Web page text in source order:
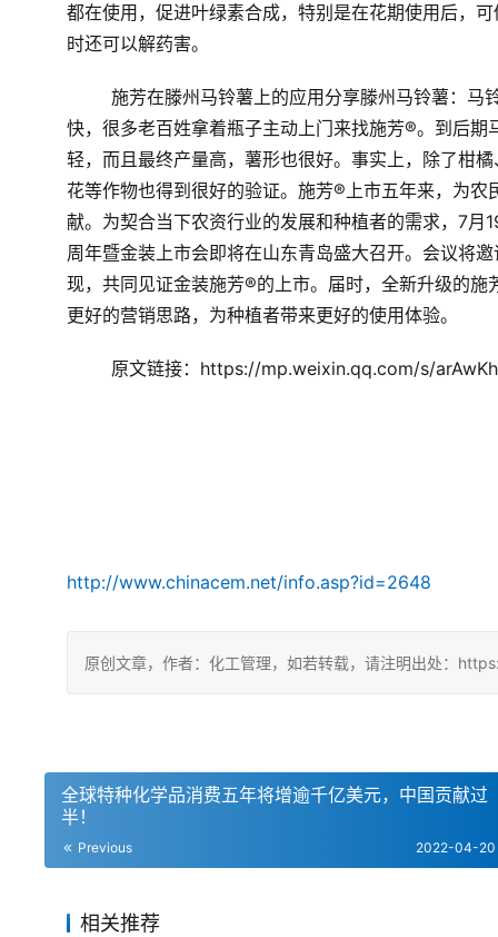
都在使用，促进叶绿素合成，特别是在花期使用后，
时还可以解药害。
施芳在滕州马铃薯上的应用分享滕州马铃薯： 马
快，很多老百姓拿着瓶子主动上门来找施芳®。到后期
轻，而且最终产量高，薯形也很好。 事实上，除了柑
花等作物也得到很好的验证。施芳®上市五年来，为
献。 为契合当下农资行业的发展和种植者的需求，7
周年暨金装上市会即将在山东青岛盛大召开。会议将
现，共同见证金装施芳®的上市。届时，全新升级的
更好的营销思路，为种植者带来更好的使用体验。
原文链接：https://mp.weixin.qq.com/s/
http://www.chinacem.net/info.asp?id=2648
原创文章，作者：化工管理，如若转载，请注明出处：
全球特种化学品消费五年将增逾千亿美元，中国贡献过
半！
Previous 2022-04-20
相关推荐